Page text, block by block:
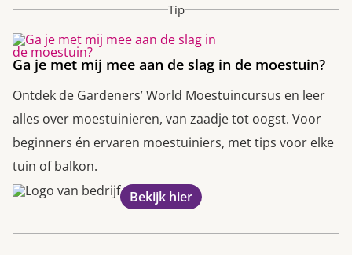
Tip
Ga je met mij mee aan de slag in de moestuin?
Ontdek de Gardeners’ World Moestuincursus en leer
alles over moestuinieren, van zaadje tot oogst. Voor
beginners én ervaren moestuiniers, met tips voor elke
tuin of balkon.
Bekijk hier